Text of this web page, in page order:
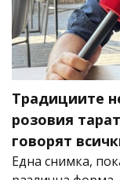
Традициите
розовия
говорят
Една снимка,